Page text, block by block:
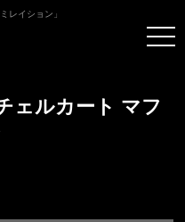
レイション」
ェルカート マフ